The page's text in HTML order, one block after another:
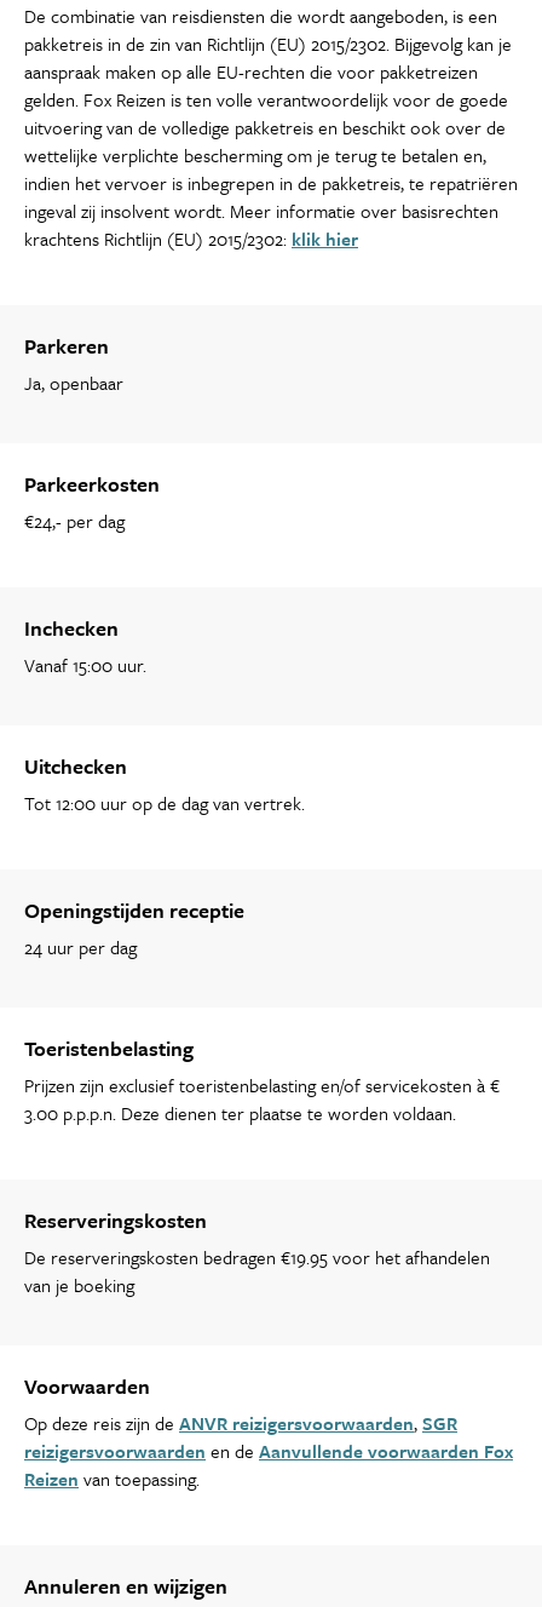
De combinatie van reisdiensten die wordt aangeboden, is een
pakketreis in de zin van Richtlijn (EU) 2015/2302. Bijgevolg kan je
aanspraak maken op alle EU-rechten die voor pakketreizen
gelden. Fox Reizen is ten volle verantwoordelijk voor de goede
uitvoering van de volledige pakketreis en beschikt ook over de
wettelijke verplichte bescherming om je terug te betalen en,
indien het vervoer is inbegrepen in de pakketreis, te repatriëren
ingeval zij insolvent wordt. Meer informatie over basisrechten
krachtens Richtlijn (EU) 2015/2302: klik hier
Parkeren
Ja, openbaar
Parkeerkosten
€24,- per dag
Inchecken
Vanaf 15:00 uur.
Uitchecken
Tot 12:00 uur op de dag van vertrek.
Openingstijden receptie
24 uur per dag
Toeristenbelasting
Prijzen zijn exclusief toeristenbelasting en/of servicekosten à €
3.00 p.p.p.n. Deze dienen ter plaatse te worden voldaan.
Reserveringskosten
De reserveringskosten bedragen €19.95 voor het afhandelen
van je boeking
Voorwaarden
Op deze reis zijn de ANVR reizigersvoorwaarden,SGR
reizigersvoorwaarden en de Aanvullende voorwaarden Fox
Reizen van toepassing.
Annuleren en wijzigen